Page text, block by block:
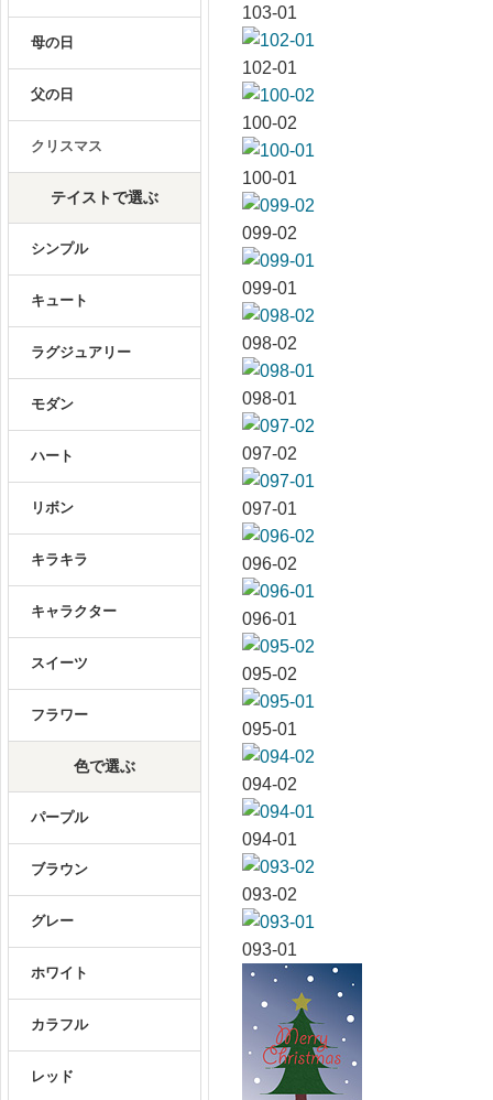
母の日
父の日
クリスマス
テイストで選ぶ
シンプル
キュート
ラグジュアリー
モダン
ハート
リボン
キラキラ
キャラクター
スイーツ
フラワー
色で選ぶ
パープル
ブラウン
グレー
ホワイト
カラフル
レッド
103-01
102-01
100-02
100-01
099-02
099-01
098-02
098-01
097-02
097-01
096-02
096-01
095-02
095-01
094-02
094-01
093-02
093-01